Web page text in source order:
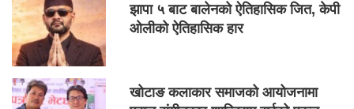
झापा ५ बाट बालेनको ऐतिहासिक जित, केपी
ओलीको ऐतिहासिक हार
खोटाङ कलाकार समाजको आयोजनामा